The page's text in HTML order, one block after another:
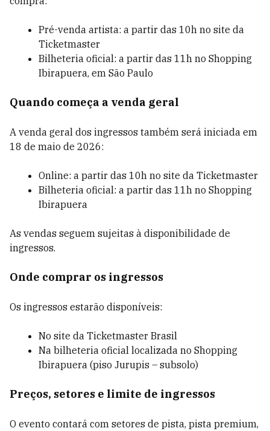
Pré-venda artista: a partir das 10h no site da
Ticketmaster
Bilheteria oficial: a partir das 11h no Shopping
Ibirapuera, em São Paulo
Quando começa a venda geral
A venda geral dos ingressos também será iniciada em
18 de maio de 2026:
Online: a partir das 10h no site da Ticketmaster
Bilheteria oficial: a partir das 11h no Shopping
Ibirapuera
As vendas seguem sujeitas à disponibilidade de
ingressos.
Onde comprar os ingressos
Os ingressos estarão disponíveis:
No site da Ticketmaster Brasil
Na bilheteria oficial localizada no Shopping
Ibirapuera (piso Jurupis – subsolo)
Preços, setores e limite de ingressos
O evento contará com setores de pista, pista premium,